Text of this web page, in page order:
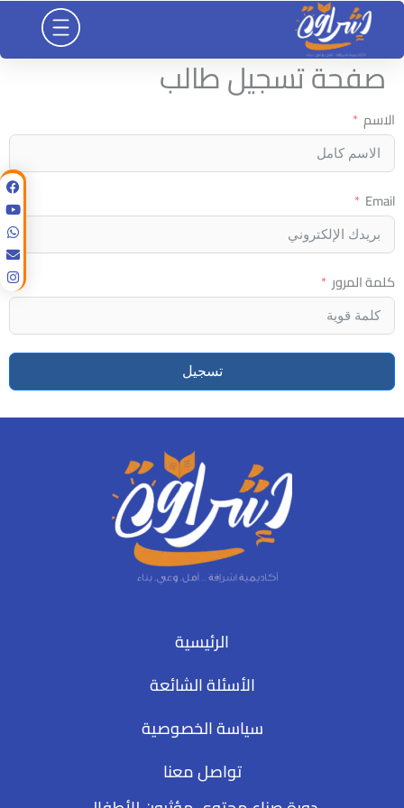
تخطي
المحتوى
صفحة تسجيل طالب
الاسم
Email
كلمة المرور
تسجيل
الرئيسية
الأسئلة الشائعة
سياسة الخصوصية
تواصل معنا